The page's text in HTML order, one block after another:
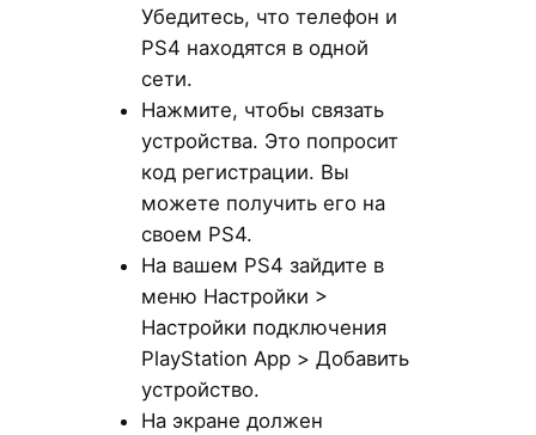
Убедитесь, что телефон и
PS4 находятся в одной
сети.
Нажмите, чтобы связать
устройства. Это попросит
код регистрации. Вы
можете получить его на
своем PS4.
На вашем PS4 зайдите в
меню Настройки >
Настройки подключения
PlayStation App > Добавить
устройство.
На экране должен